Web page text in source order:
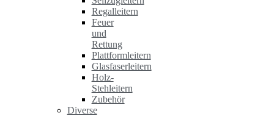
Regalleitern
Feuer
und
Rettung
Plattformleitern
Glasfaserleitern
Holz-
Stehleitern
Zubehör
Diverse